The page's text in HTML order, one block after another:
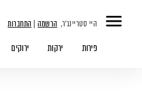
היי סטריינג'ר, הרשמה| התחברות
פירות ירקות ירוקים